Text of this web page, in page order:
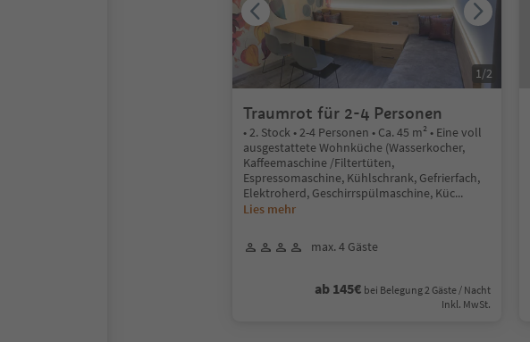
Traumrot für 2-4 Personen
• 2. Stock • 2-4 Personen • Ca. 45 m² • Eine voll
ausgestattete Wohnküche (Wasserkocher,
Kaffeemaschine /Filtertüten,
Espressomaschine, Kühlschrank, Gefrierfach,
Elektroherd, Geschirrspülmaschine, Küc...
Lies mehr
max. 4 Gäste
ab 145€ bei Belegung 2 Gäste / Nacht
Inkl. MwSt.
1/2